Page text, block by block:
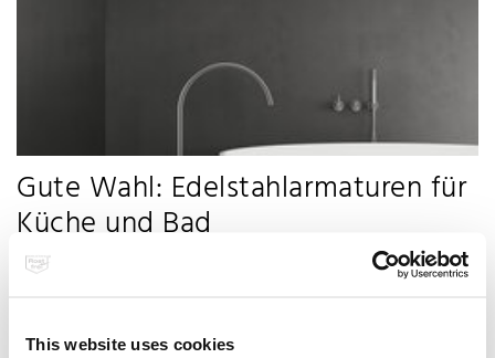
This website uses cookies
Gute Wahl: Edelstahlarmaturen für
Küche und Bad
Die richtige Auswahl der Armaturen für Küche und Bad will gut überlegt sein.
Komfort und Design sollten perfekt harmonieren und auch nach jahrelangem…